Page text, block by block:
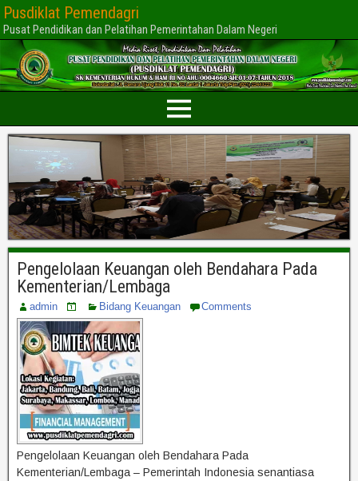
Pusdiklat Pemendagri
Pusat Pendidikan dan Pelatihan Pemerintahan Dalam Negeri
Pengelolaan Keuangan oleh Bendahara Pada
Kementerian/Lembaga
admin Bidang Keuangan Comments
Pengelolaan Keuangan oleh Bendahara Pada
Kementerian/Lembaga – Pemerintah Indonesia senantiasa